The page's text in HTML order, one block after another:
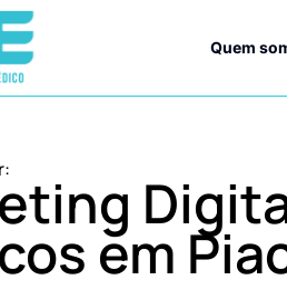
Quem
em